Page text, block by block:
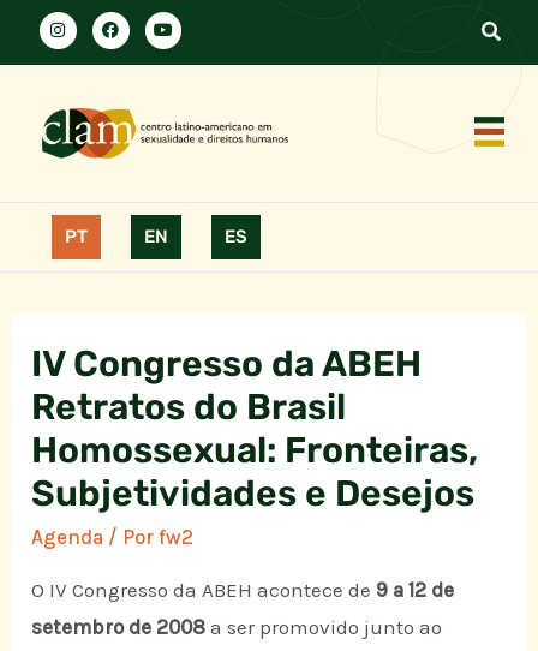
PT EN ES
IV Congresso da ABEH
Retratos do Brasil
Homossexual: Fronteiras,
Subjetividades e Desejos
Agenda / Porfw2
O IV Congresso da ABEH acontece de 9 a 12 de
setembro de 2008 a ser promovido junto ao